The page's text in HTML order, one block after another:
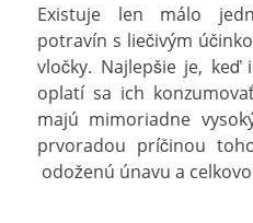
Existuje len málo
potravín s liečivým
vločky. Najlepšie je,
oplatí sa ich
majú mimoriadne
prvoradou príčinou
odoženú únavu a